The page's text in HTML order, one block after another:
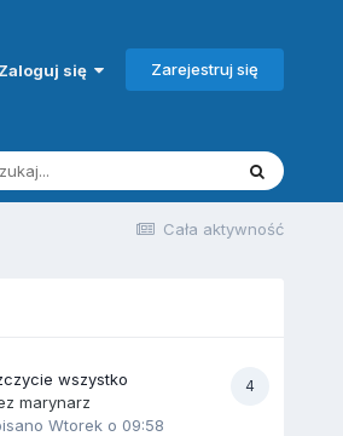
się Zarejestruj się
Cała aktywność
4
wszystko
marynarz
Wtorek o 09:58